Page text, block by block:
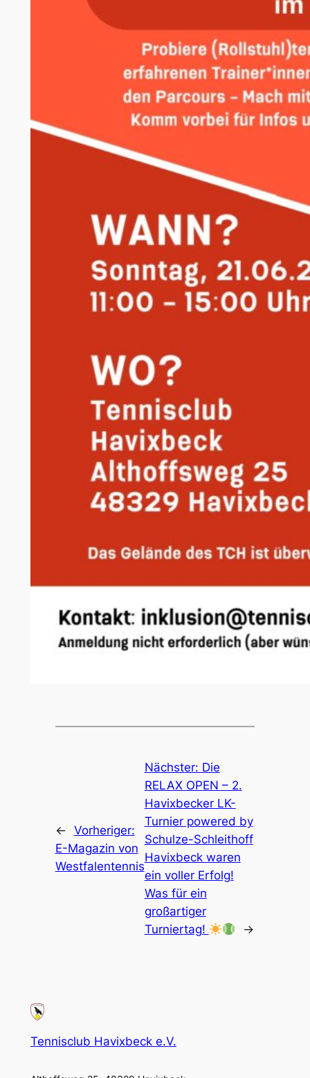
← Vorheriger:
E-Magazin von
Westfalentennis
Nächster: Die
RELAX OPEN – 2.
Havixbecker LK-
Turnier powered by
Schulze-Schleithoff
Havixbeck waren
ein voller Erfolg!
Was für ein
großartiger
Turniertag!
→
Tennisclub Havixbeck e.V.